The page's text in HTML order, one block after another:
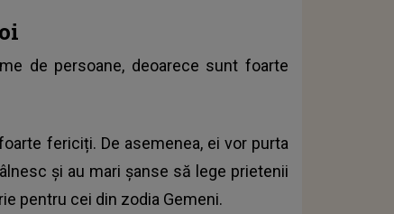
de persoane, deoarece sunt foarte
fericiți. De asemenea, ei vor purta
și au mari șanse să lege prietenii
pentru cei din zodia Gemeni.